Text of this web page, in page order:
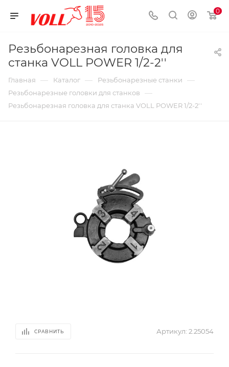
0
Резьбонарезная головка для
станка VOLL POWER 1/2-2''
Главная — Каталог — Резьбонарезные станки —
Резьбонарезные головки для станков —
Резьбонарезная головка для станка VOLL POWER 1/2-2''
СРАВНИТЬ Артикул: 2.25054